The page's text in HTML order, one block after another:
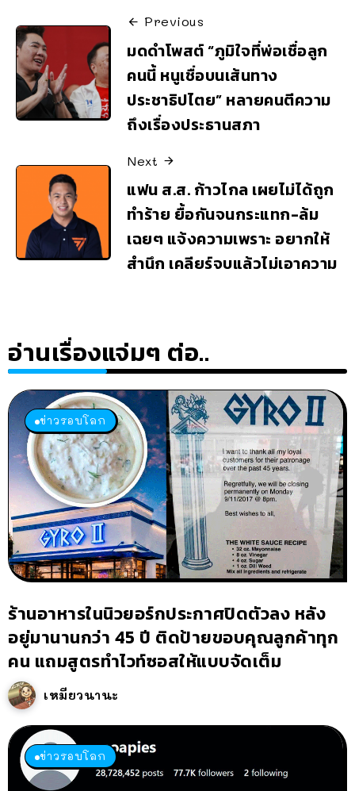
Previous
มดดำโพสต์ “ภูมิใจที่พ่อเชื่อลูก
คนนี้ หนูเชื่อบนเส้นทาง
ประชาธิปไตย” หลายคนตีความ
ถึงเรื่องประธานสภา
Next
แฟน ส.ส. ก้าวไกล เผยไม่ได้ถูก
ทำร้าย ยื้อกันจนกระแทก-ล้ม
เฉยๆ แจ้งความเพราะ อยากให้
สำนึก เคลียร์จบแล้วไม่เอาความ
อ่านเรื่องแจ่มๆ ต่อ..
ข่าวรอบโลก
ร้านอาหารในนิวยอร์กประกาศปิดตัวลง หลัง
อยู่มานานกว่า 45 ปี ติดป้ายขอบคุณลูกค้าทุก
คน แถมสูตรทำไวท์ซอสให้แบบจัดเต็ม
เหมียวนานะ
ข่าวรอบโลก